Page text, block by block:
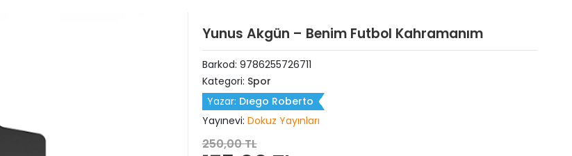
Yunus Akgün – Benim Futbol Kahramanım
Barkod: 9786255726711
Kategori: Spor
Yazar: Dıego Roberto
Yayınevi: Dokuz Yayınları
250,00 TL